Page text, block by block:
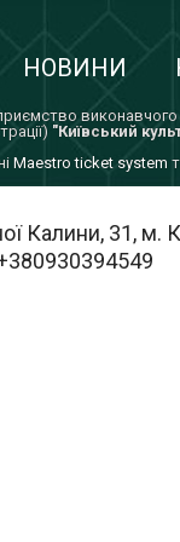
НОВИНИ
виконавчого
"Київський
Maestro ticket system
Калини, 31, м.